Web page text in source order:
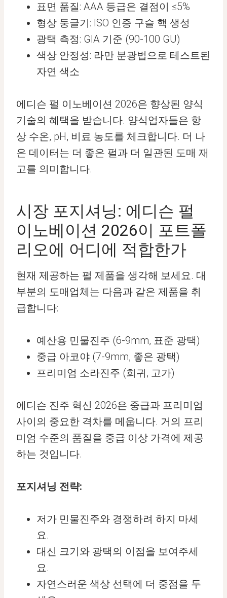
표면 품질: AAA 등급은 결점이 ≤5%
형상 둥글기: ISO 인증 구슬 핵 생성
광택 측정: GIA 기준 (90-100 GU)
색상 안정성: 라만 분광법으로 테스트된
자연 색소
에디슨 펄 이노베이션 2026은 향상된 양식
기술의 혜택을 받습니다. 양식업자들은 항
상 수온, pH, 비료 농도를 체크합니다. 더 나
은 데이터는 더 좋은 펄과 더 일관된 도매 재
고를 의미합니다.
시장 포지셔닝: 에디슨 펄
이노베이션 2026이 포트폴
리오에 어디에 적합한가
현재 제공하는 펄 제품을 생각해 보세요. 대
부분의 도매업체는 다음과 같은 제품을 취
급합니다:
예산용 민물진주 (6-9mm, 표준 광택)
중급 아코야 (7-9mm, 좋은 광택)
프리미엄 소라진주 (희귀, 고가)
에디슨 진주 혁신 2026은 중급과 프리미엄
사이의 중요한 격차를 메웁니다. 거의 프리
미엄 수준의 품질을 중급 이상 가격에 제공
하는 것입니다.
포지셔닝 전략:
저가 민물진주와 경쟁하려 하지 마세
요.
대신 크기와 광택의 이점을 보여주세
요.
자연스러운 색상 선택에 더 중점을 두